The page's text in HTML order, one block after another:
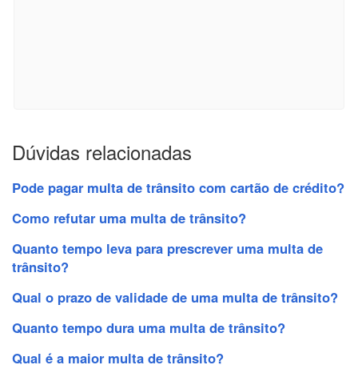
Dúvidas relacionadas
Pode pagar multa de trânsito com cartão de crédito?
Como refutar uma multa de trânsito?
Quanto tempo leva para prescrever uma multa de
trânsito?
Qual o prazo de validade de uma multa de trânsito?
Quanto tempo dura uma multa de trânsito?
Qual é a maior multa de trânsito?